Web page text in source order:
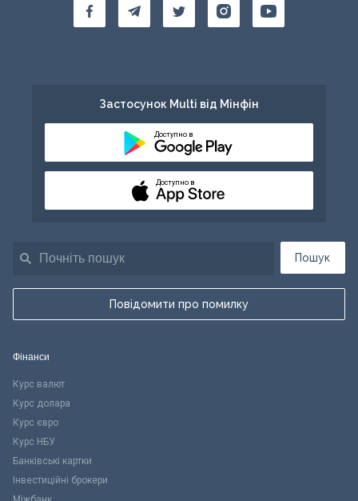
Пошук
Повідомити про помилку
Застосунок Multi від Мінфін
Доступно в
Доступно в
Фінанси
Курс валют
Курс долара
Курс євро
Курс НБУ
Банківські картки
Інвестиційні брокери